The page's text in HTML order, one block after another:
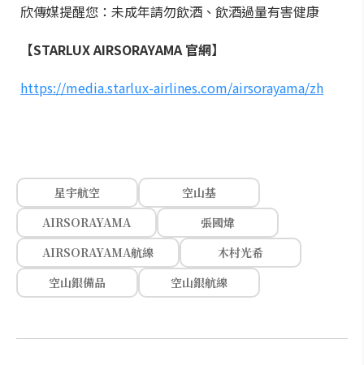
欣傳媒提醒您：未成年請勿飲酒、飲酒過量有害健康
【STARLUX AIRSORAYAMA 官網】
https://media.starlux-airlines.com/airsorayama/zh
星宇航空
空山基
AIRSORAYAMA
張國煒
AIRSORAYAMA航線
木村光希
空山銀備品
空山銀航線